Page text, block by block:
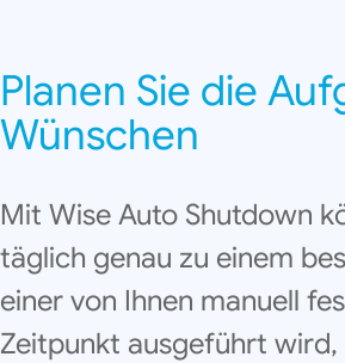
Planen Sie die
Wünschen
Mit Wise Auto Shutdown
täglich genau zu einem
einer von Ihnen manuell
Zeitpunkt ausgeführt